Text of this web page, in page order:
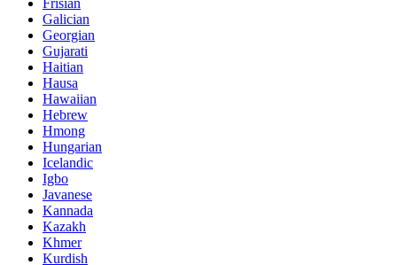
Frisian
Galician
Georgian
Gujarati
Haitian
Hausa
Hawaiian
Hebrew
Hmong
Hungarian
Icelandic
Igbo
Javanese
Kannada
Kazakh
Khmer
Kurdish